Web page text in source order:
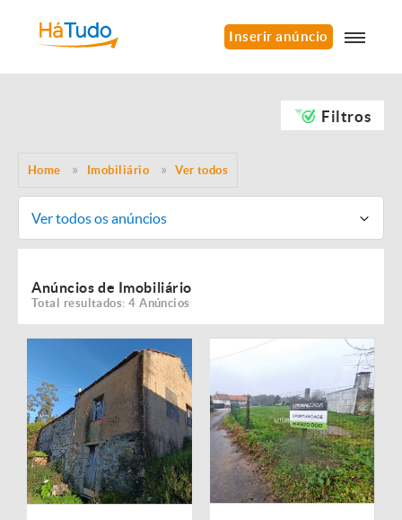
Inserir anúncio
Filtros
Home Imobiliário Ver todos
Ver todos os anúncios
Anúncios de Imobiliário
Total resultados: 4 Anúncios